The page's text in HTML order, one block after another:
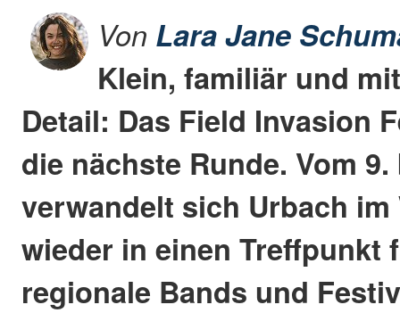
Von Lara Jane
Klein, familiär und
Detail: Das Field Invasion
die nächste Runde. Vom
verwandelt sich Urbach im
wieder in einen Treffpunkt
regionale Bands und